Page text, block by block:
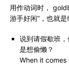
用作动词时，
游手好闲”，也就
说到请假歇班
是想偷懒？
When it